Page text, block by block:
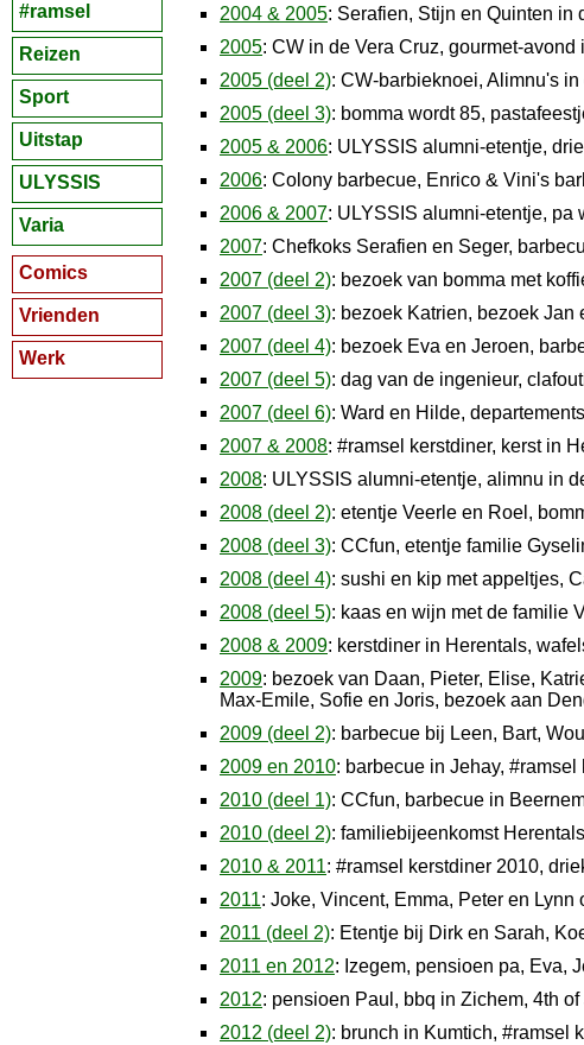
#ramsel
Reizen
Sport
Uitstap
ULYSSIS
Varia
Comics
Vrienden
Werk
2004 & 2005: Serafien, Stijn en Quinten in
2005: CW in de Vera Cruz, gourmet-
2005 (deel 2): CW-barbieknoei, Alimnu's
2005 (deel 3): bomma wordt 85,
2005 & 2006: ULYSSIS alumni-etentje,
2006: Colony barbecue, Enrico & Vini's
2006 & 2007: ULYSSIS alumni-etentje, pa
2007: Chefkoks Serafien en Seger,
2007 (deel 2): bezoek van bomma met
2007 (deel 3): bezoek Katrien, bezoek
2007 (deel 4): bezoek Eva en Jeroen,
2007 (deel 5): dag van de ingenieur,
2007 (deel 6): Ward en Hilde,
2007 & 2008: #ramsel kerstdiner, kerst in
2008: ULYSSIS alumni-etentje, alimnu in
2008 (deel 2): etentje Veerle en Roel,
2008 (deel 3): CCfun, etentje familie
2008 (deel 4): sushi en kip met appeltjes,
2008 (deel 5): kaas en wijn met de familie
2008 & 2009: kerstdiner in Herentals,
2009: bezoek van Daan, Pieter, Elise,
Max-Emile, Sofie en Joris, bezoek aan
2009 (deel 2): barbecue bij Leen, Bart,
2009 en 2010: barbecue in Jehay,
2010 (deel 1): CCfun, barbecue in
2010 (deel 2): familiebijeenkomst
2010 & 2011: #ramsel kerstdiner 2010,
2011: Joke, Vincent, Emma, Peter en
2011 (deel 2): Etentje bij Dirk en Sarah,
2011 en 2012: Izegem, pensioen pa, Eva,
2012: pensioen Paul, bbq in Zichem, 4th
2012 (deel 2): brunch in Kumtich, #ramsel